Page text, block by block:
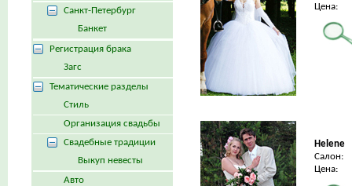
Цена:
Helene
Салон:
Цена:
Санкт-Петербург
Банкет
Регистрация брака
Загс
Тематические разделы
Стиль
Организация свадьбы
Свадебные традиции
Выкуп невесты
Авто